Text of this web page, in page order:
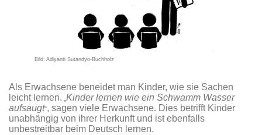
Bild: Adiyanti Sutandyo-Buchholz
Als Erwachsene beneidet man Kinder, wie sie Sachen
leicht lernen. Kinder lernen wie ein Schwamm Wasser
aufsaugt“, sagen viele Erwachsene. Dies betrifft Kinder
unabhängig von ihrer Herkunft und ist ebenfalls
unbestreitbar beim Deutsch lernen.